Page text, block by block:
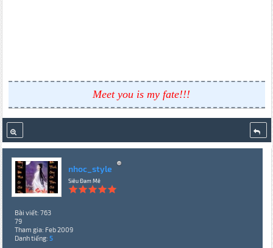
Meet you is my fate!!!
nhoc_style
Siêu Đam Mê
Bài viết: 763
79
Tham gia: Feb 2009
Danh tiếng: 5